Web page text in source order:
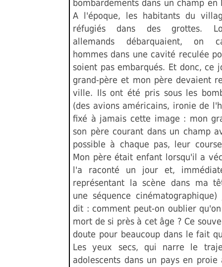
bombardements dans un champ en
A l'époque, les habitants du
réfugiés dans des grottes.
allemands débarquaient, on
hommes dans une cavité reculée
soient pas embarqués. Et donc, ce
grand-père et mon père devaient
ville. Ils ont été pris sous les
(des avions américains, ironie de
fixé à jamais cette image : mon
son père courant dans un champ
possible à chaque pas, leur
Mon père était enfant lorsqu'il a
l'a raconté un jour et,
représentant la scène dans ma
une séquence
dit : comment peut-on oublier
mort de si près à cet âge ? Ce
doute pour beaucoup dans le fait
Les yeux secs, qui narre le
adolescents dans un pays en